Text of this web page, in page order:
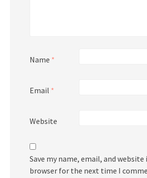
Name *
Email *
Website
Save my name, email, and website
browser for the next time I